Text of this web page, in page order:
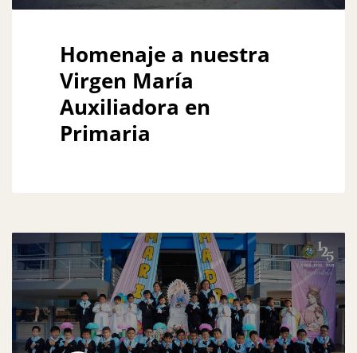
Homenaje a nuestra
Virgen María
Auxiliadora en
Primaria